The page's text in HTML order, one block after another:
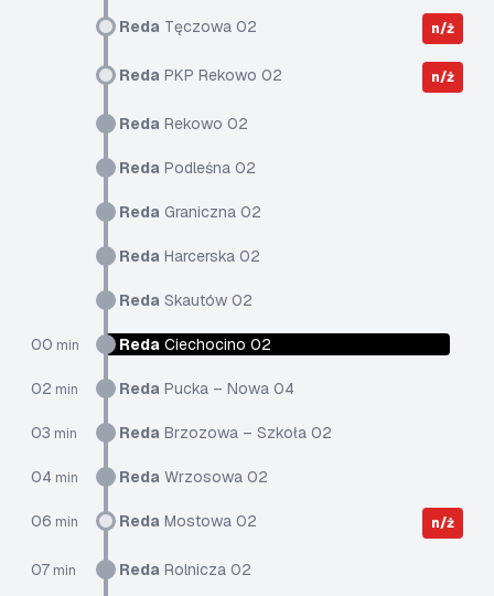
Reda Tęczowa 02 n/ż
Reda PKP Rekowo 02 n/ż
Reda Rekowo 02
Reda Podleśna 02
Reda Graniczna 02
Reda Harcerska 02
Reda Skautów 02
00 min Reda Ciechocino 02
02 min Reda Pucka – Nowa 04
03 min Reda Brzozowa – Szkoła 02
04 min Reda Wrzosowa 02
06 min Reda Mostowa 02 n/ż
07 min Reda Rolnicza 02